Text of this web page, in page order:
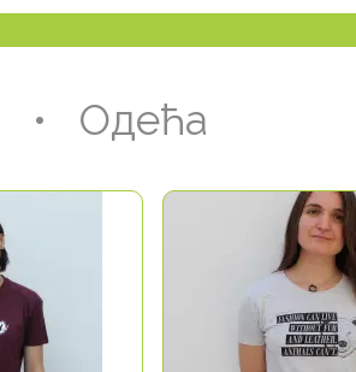
• Одећа